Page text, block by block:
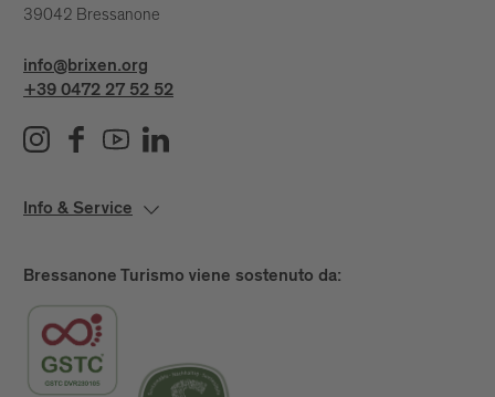
39042 Bressanone
info@brixen.org
+39 0472 27 52 52
Info & Service
Bressanone Turismo viene sostenuto da: